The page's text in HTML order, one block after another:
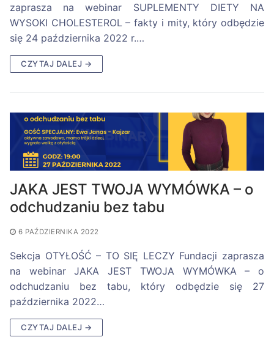
zaprasza na webinar SUPLEMENTY DIETY NA
WYSOKI CHOLESTEROL – fakty i mity, który odbędzie
się 24 października 2022 r.…
CZYTAJ DALEJ →
JAKA JEST TWOJA WYMÓWKA – o
odchudzaniu bez tabu
6 PAŹDZIERNIKA 2022
Sekcja OTYŁOŚĆ – TO SIĘ LECZY Fundacji zaprasza
na webinar JAKA JEST TWOJA WYMÓWKA – o
odchudzaniu bez tabu, który odbędzie się 27
października 2022…
CZYTAJ DALEJ →